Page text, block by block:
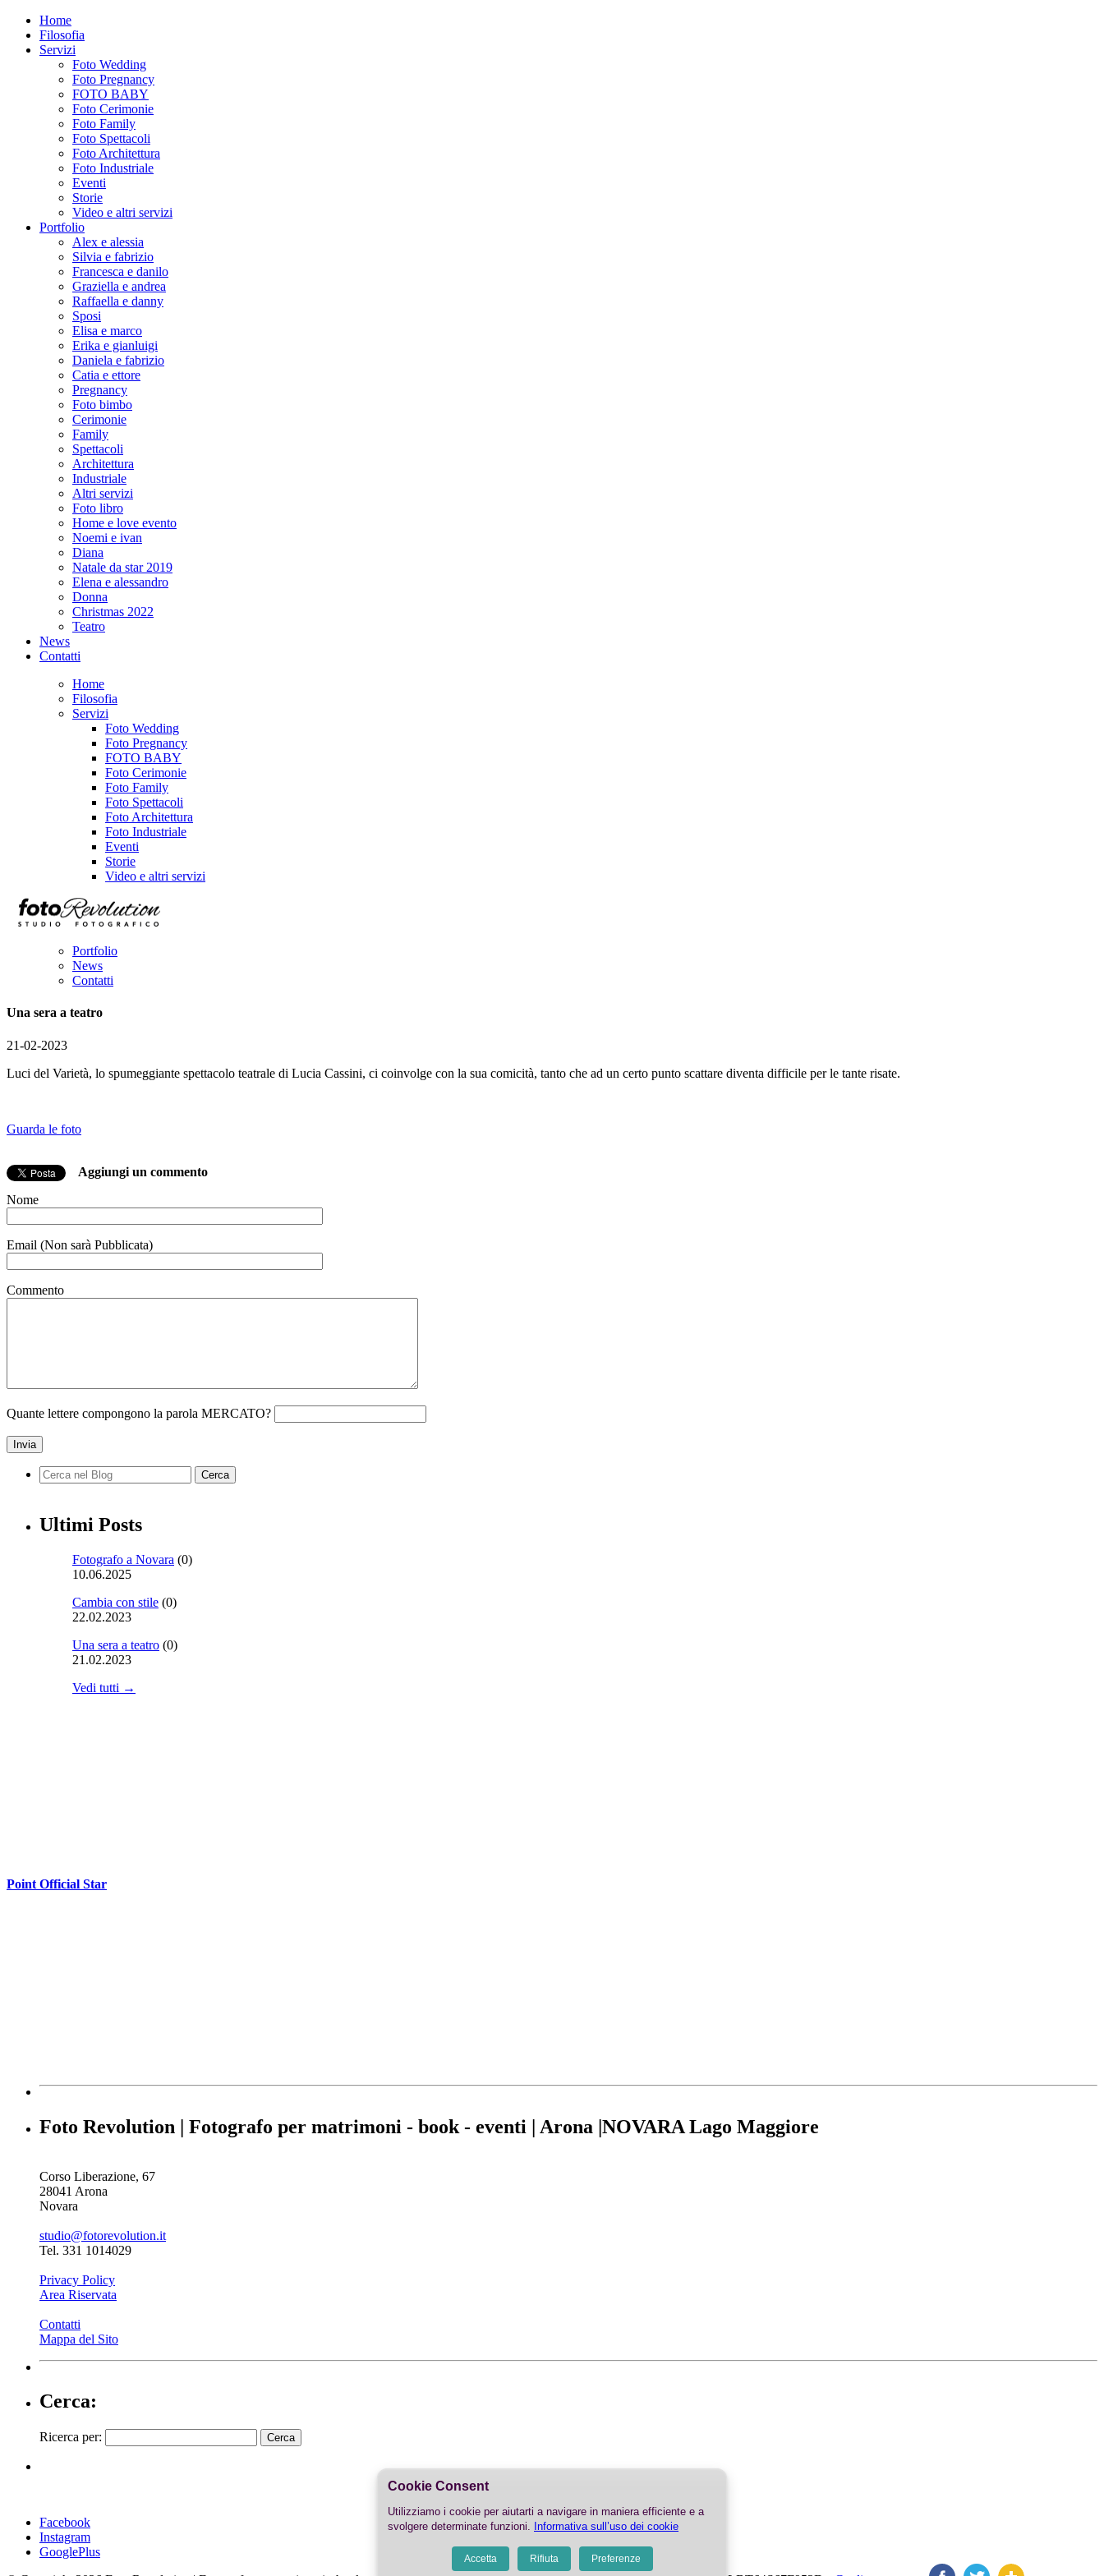
Home
Filosofia
Servizi
Foto Wedding
Foto Pregnancy
FOTO BABY
Foto Cerimonie
Foto Family
Foto Spettacoli
Foto Architettura
Foto Industriale
Eventi
Storie
Video e altri servizi
Portfolio
Alex e alessia
Silvia e fabrizio
Francesca e danilo
Graziella e andrea
Raffaella e danny
Sposi
Elisa e marco
Erika e gianluigi
Daniela e fabrizio
Catia e ettore
Pregnancy
Foto bimbo
Cerimonie
Family
Spettacoli
Architettura
Industriale
Altri servizi
Foto libro
Home e love evento
Noemi e ivan
Diana
Natale da star 2019
Elena e alessandro
Donna
Christmas 2022
Teatro
News
Contatti
Home
Filosofia
Servizi
Foto Wedding
Foto Pregnancy
FOTO BABY
Foto Cerimonie
Foto Family
Foto Spettacoli
Foto Architettura
Foto Industriale
Eventi
Storie
Video e altri servizi
Portfolio
News
Contatti
Una sera a teatro
21-02-2023
Luci del Varietà, lo spumeggiante spettacolo teatrale di Lucia Cassini, ci coinvolge con la sua comicità, tanto che ad un certo punto scattare diventa difficile per le tante risate.
Guarda le foto
Aggiungi un commento
Nome
Email (Non sarà Pubblicata)
Commento
Quante lettere compongono la parola MERCATO?
Invia
Ultimi Posts
Fotografo a Novara (0)
10.06.2025
Cambia con stile (0)
22.02.2023
Una sera a teatro (0)
21.02.2023
Vedi tutti →
Point Official Star
Foto Revolution | Fotografo per matrimoni - book - eventi | Arona |NOVARA Lago Maggiore
Corso Liberazione, 67
28041 Arona
Novara
studio@fotorevolution.it
Tel. 331 1014029
Privacy Policy
Area Riservata
Contatti
Mappa del Sito
Cerca:
Ricerca per:
Facebook
Instagram
GooglePlus
Cookie Consent
Utilizziamo i cookie per aiutarti a navigare in maniera efficiente e a
svolgere determinate funzioni. Informativa sull’uso dei cookie
Accetta Rifiuta Preferenze